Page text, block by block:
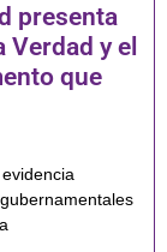
presenta
y el
que